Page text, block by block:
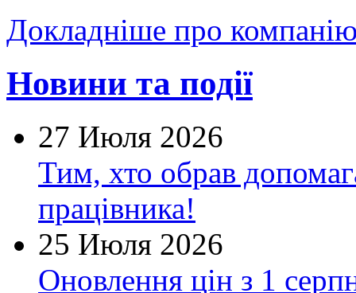
Докладніше про
Новини та події
27 Июля 2026
Тим, хто обрав
працівника!
25 Июля 2026
Оновлення цін з 1